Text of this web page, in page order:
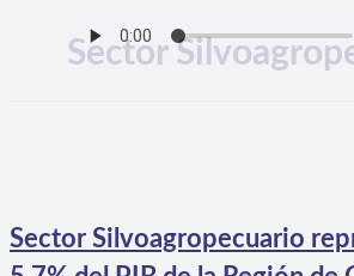
Sector
Sector Silvoagropecuario